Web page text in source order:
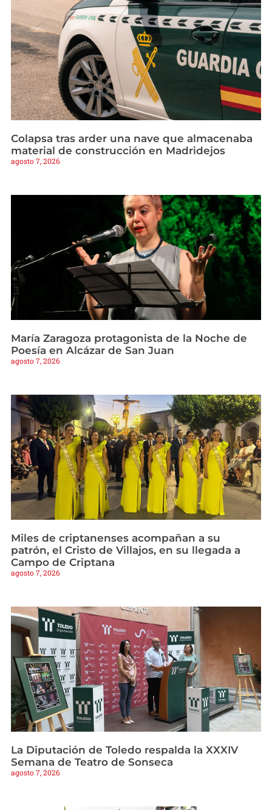
Colapsa tras arder una nave que almacenaba
material de construcción en Madridejos
agosto 7, 2026
María Zaragoza protagonista de la Noche de
Poesía en Alcázar de San Juan
agosto 7, 2026
Miles de criptanenses acompañan a su
patrón, el Cristo de Villajos, en su llegada a
Campo de Criptana
agosto 7, 2026
La Diputación de Toledo respalda la XXXIV
Semana de Teatro de Sonseca
agosto 7, 2026